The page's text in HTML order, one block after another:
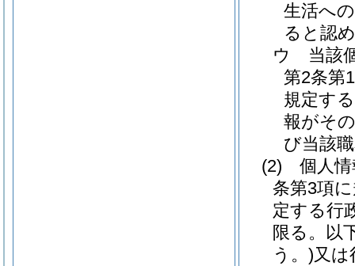
生活へ
ると認
ウ
当該
第2条第
規定す
報がそ
び当該
(2)
個人
条第3項
定する行
限る。以
う。)又